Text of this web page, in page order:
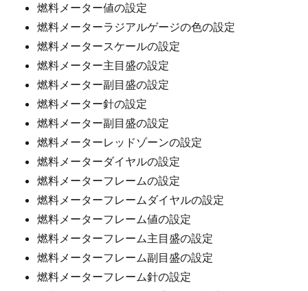
燃料メーター値の設定
燃料メーターラジアルゲージの色の設定
燃料メータースケールの設定
燃料メーター主目盛の設定
燃料メーター副目盛の設定
燃料メーター針の設定
燃料メーター副目盛の設定
燃料メーターレッドゾーンの設定
燃料メーターダイヤルの設定
燃料メーターフレームの設定
燃料メーターフレームダイヤルの設定
燃料メーターフレーム値の設定
燃料メーターフレーム主目盛の設定
燃料メーターフレーム副目盛の設定
燃料メーターフレーム針の設定